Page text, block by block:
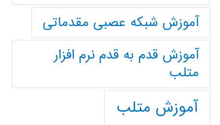
آموزش شبکه عصبی مقدماتی
آموزش قدم به قدم نرم افزار
متلب
آموزش متلب